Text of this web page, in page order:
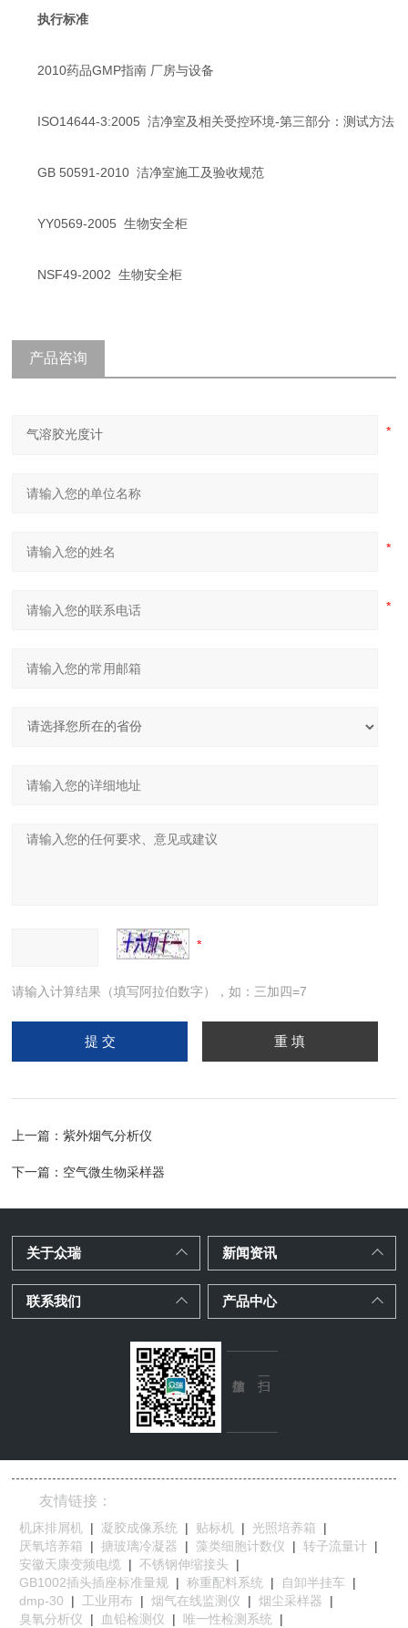
执行标准
2010药品GMP指南 厂房与设备
ISO14644-3:2005 洁净室及相关受控环境-第三部分：测试方法
GB 50591-2010 洁净室施工及验收规范
YY0569-2005 生物安全柜
NSF49-2002 生物安全柜
产品咨询
请输入计算结果（填写阿拉伯数字），如：三加四=7
上一篇：紫外烟气分析仪
下一篇： 空气微生物采样器
关于众瑞 新闻资讯
联系我们 产品中心
友情链接：
机床排屑机 | 凝胶成像系统 | 贴标机 | 光照培养箱
|
厌氧培养箱
| 搪玻璃冷凝器 | 藻类细胞计数仪 | 转子流量计 |
安徽天康变频电缆
| 不锈钢伸缩接头
|
GB1002插头插座标准量规 | 称重配料系统 | 自卸半挂车
|
dmp-30
| 工业用布 | 烟气在线监测仪 | 烟尘采样器
|
臭氧分析仪
| 血铅检测仪 | 唯一性检测系统 |